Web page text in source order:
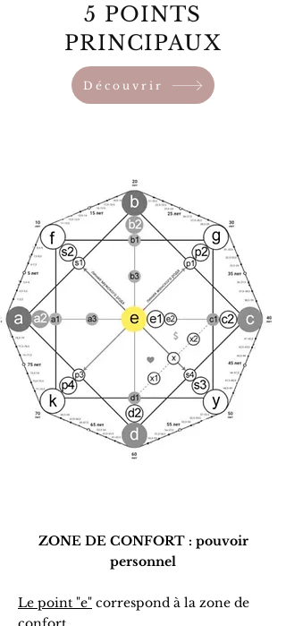
5 POINTS
PRINCIPAUX
Découvrir
ZONE DE CONFORT : pouvoir
personnel
Le point "e" correspond à la zone de